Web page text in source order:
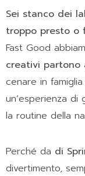
Sei stanco dei
troppo presto o
Fast Good
creativi partono
cenare in
un’esperienza
la routine della
Perché da di
divertimento,